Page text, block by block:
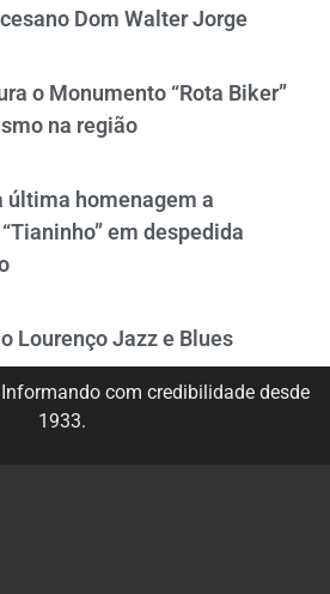
Dom Walter Jorge
o Monumento “Rota Biker”
na região
última homenagem a
em despedida
Lourenço Jazz e Blues
com credibilidade desde
1933.